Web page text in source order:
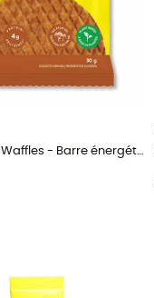
Ultra Energy Waffles - Barre énergétique